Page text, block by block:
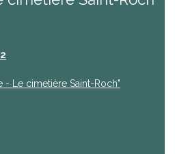
- Le cimetière Saint-Roch"